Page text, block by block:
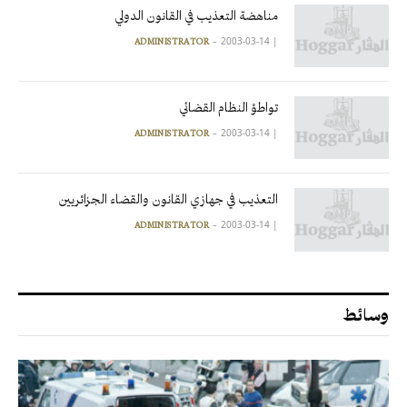
مناهضة التعذيب في القانون الدولي
|
ADMINISTRATOR 2003-03-14
تواطؤ النظام القضائي
|
ADMINISTRATOR 2003-03-14
التعذيب في جهازي القانون والقضاء الجزائريين
|
ADMINISTRATOR 2003-03-14
وسائط